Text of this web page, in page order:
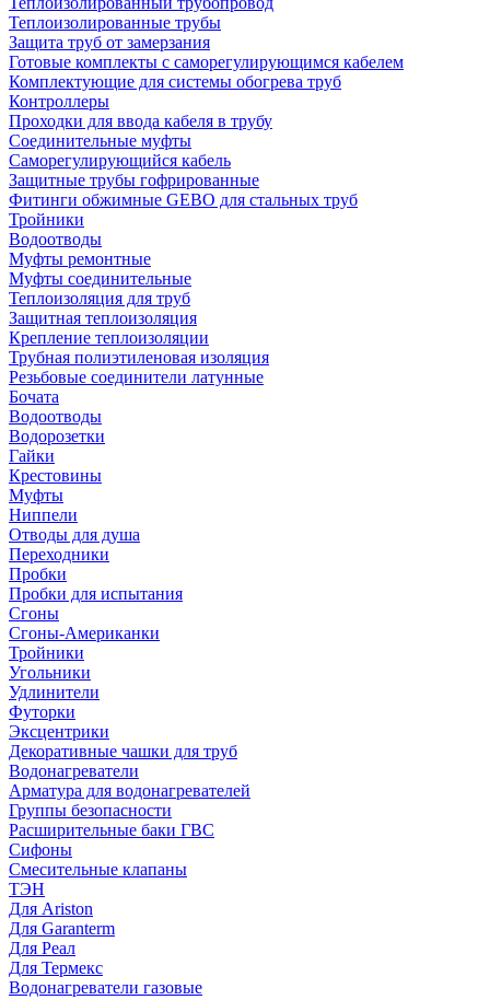
Теплоизолированные трубы
Защита труб от замерзания
Готовые комплекты с саморегулирующимся кабелем
Комплектующие для системы обогрева труб
Контроллеры
Проходки для ввода кабеля в трубу
Соединительные муфты
Саморегулирующийся кабель
Защитные трубы гофрированные
Фитинги обжимные GEBO для стальных труб
Тройники
Водоотводы
Муфты ремонтные
Муфты соединительные
Теплоизоляция для труб
Защитная теплоизоляция
Крепление теплоизоляции
Трубная полиэтиленовая изоляция
Резьбовые соединители латунные
Бочата
Водоотводы
Водорозетки
Гайки
Крестовины
Муфты
Ниппели
Отводы для душа
Переходники
Пробки
Пробки для испытания
Сгоны
Сгоны-Американки
Тройники
Угольники
Удлинители
Футорки
Эксцентрики
Декоративные чашки для труб
Водонагреватели
Арматура для водонагревателей
Группы безопасности
Расширительные баки ГВС
Сифоны
Смесительные клапаны
ТЭН
Для Ariston
Для Garanterm
Для Реал
Для Термекс
Водонагреватели газовые